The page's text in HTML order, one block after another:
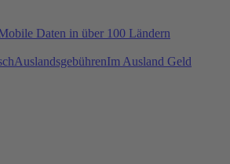
Daten in über 100 Ländern
AuslandsgebührenIm Ausland Geld